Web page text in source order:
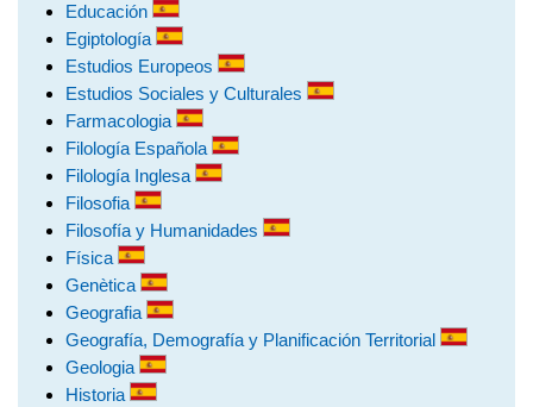
Educación
Egiptología
Estudios Europeos
Estudios Sociales y Culturales
Farmacologia
Filología Española
Filología Inglesa
Filosofia
Filosofía y Humanidades
Física
Genètica
Geografia
Geografía, Demografía y Planificación Territorial
Geologia
Historia